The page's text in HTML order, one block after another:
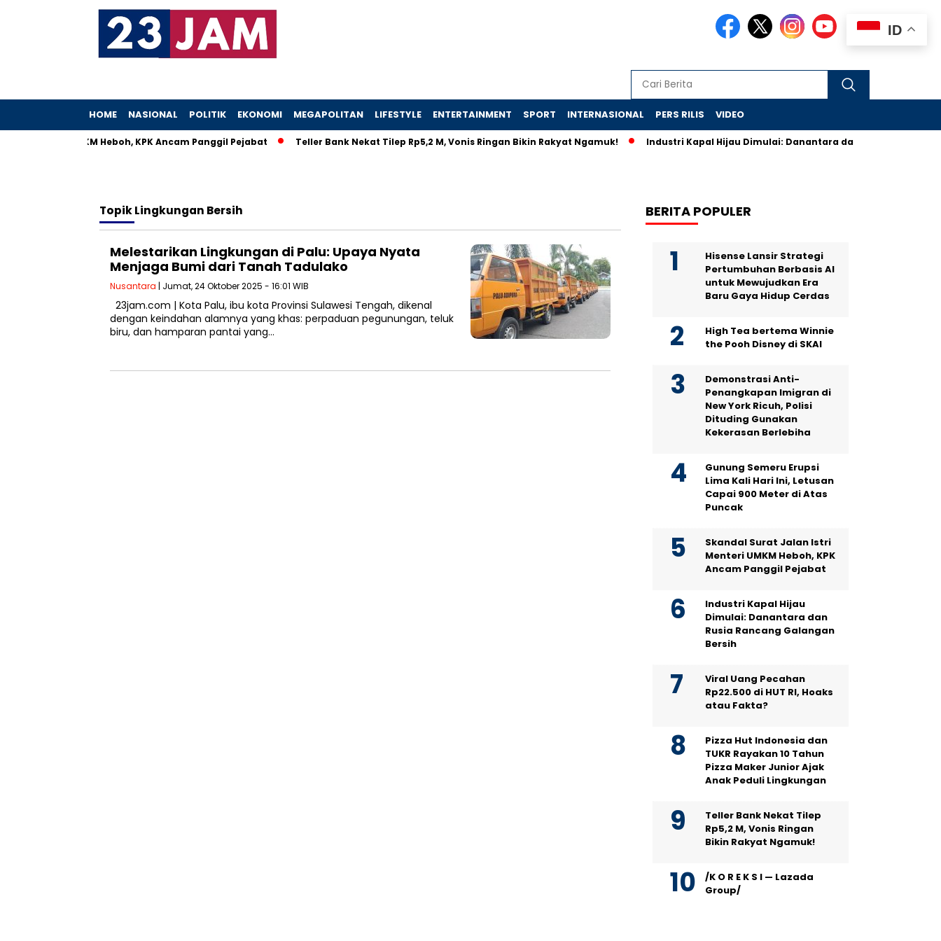
HOME NASIONAL POLITIK EKONOMI MEGAPOLITAN LIFESTYLE ENTERTAINMENT SPORT INTERNASIONAL PERS RILIS VIDEO
Menteri UMKM Heboh, KPK Ancam Panggil Pejabat Teller Bank Nekat Tilep Rp5,2 M, Vonis Ringan Bikin Rakyat Ngamuk! Industri Kapal Hijau Dimulai: Danantara dan Rusia Rancang
TopikLingkungan Bersih
Melestarikan Lingkungan di Palu: Upaya Nyata
Menjaga Bumi dari Tanah Tadulako
Nusantara | Jumat, 24 Oktober 2025 - 16:01 WIB
23jam.com | Kota Palu, ibu kota Provinsi Sulawesi Tengah, dikenal
dengan keindahan alamnya yang khas: perpaduan pegunungan, teluk
biru, dan hamparan pantai yang…
BERITA POPULER
Hisense Lansir Strategi
Pertumbuhan Berbasis AI
untuk Mewujudkan Era
Baru Gaya Hidup Cerdas
High Tea bertema Winnie
the Pooh Disney di SKAI
Demonstrasi Anti-
Penangkapan Imigran di
New York Ricuh, Polisi
Dituding Gunakan
Kekerasan Berlebiha
Gunung Semeru Erupsi
Lima Kali Hari Ini, Letusan
Capai 900 Meter di Atas
Puncak
Skandal Surat Jalan Istri
Menteri UMKM Heboh, KPK
Ancam Panggil Pejabat
Industri Kapal Hijau
Dimulai: Danantara dan
Rusia Rancang Galangan
Bersih
Viral Uang Pecahan
Rp22.500 di HUT RI, Hoaks
atau Fakta?
Pizza Hut Indonesia dan
TUKR Rayakan 10 Tahun
Pizza Maker Junior Ajak
Anak Peduli Lingkungan
Teller Bank Nekat Tilep
Rp5,2 M, Vonis Ringan
Bikin Rakyat Ngamuk!
/K O R E K S I — Lazada
Group/
ID